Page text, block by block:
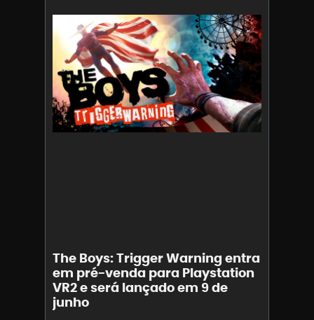
The Boys: Trigger Warning entra
em pré-venda para Playstation
VR2 e será lançado em 9 de
junho